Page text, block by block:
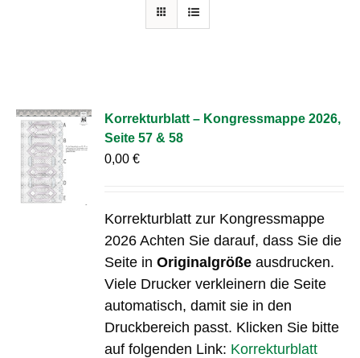
Korrekturblatt – Kongressmappe 2026,
Seite 57 & 58
0,00€
Korrekturblatt zur Kongressmappe
2026 Achten Sie darauf, dass Sie die
Seite inOriginalgröße ausdrucken.
Viele Drucker verkleinern die Seite
automatisch, damit sie in den
Druckbereich passt. Klicken Sie bitte
auf folgenden Link: Korrekturblatt